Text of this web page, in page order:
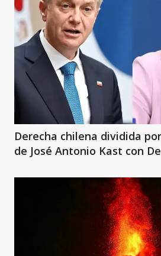
Derecha chilena dividida
de José Antonio Kast con